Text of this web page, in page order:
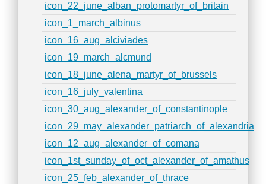
icon_22_june_alban_protomartyr_of_britain
icon_1_march_albinus
icon_16_aug_alciviades
icon_19_march_alcmund
icon_18_june_alena_martyr_of_brussels
icon_16_july_valentina
icon_30_aug_alexander_of_constantinople
icon_29_may_alexander_patriarch_of_alexandria
icon_12_aug_alexander_of_comana
icon_1st_sunday_of_oct_alexander_of_amathus
icon_25_feb_alexander_of_thrace